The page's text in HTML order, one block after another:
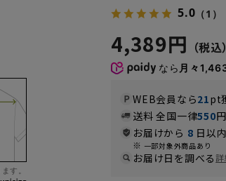
す。
5.0 （1）
4,389円
なら 月々
WEB会員なら21pt
送料 全国一律550
お届けから 8 日以
一部対象外商品あり
お届け日を調べる詳